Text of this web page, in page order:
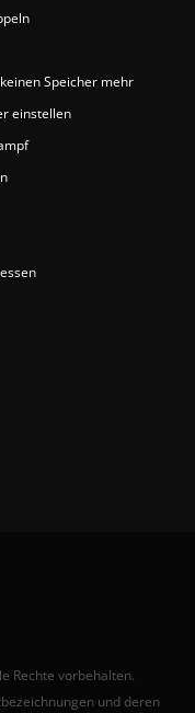
Speicher mehr
einstellen
Rechte vorbehalten.
und deren